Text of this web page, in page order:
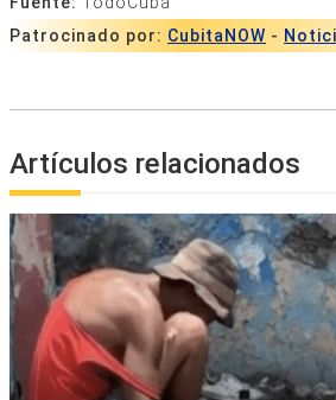
Patrocinado por: CubitaNOW -
Artículos relacionados